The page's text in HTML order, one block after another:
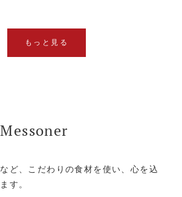
もっと見る
ど、こだわりの食材を使い、心を込
す。